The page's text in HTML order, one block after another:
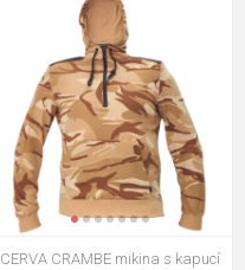
CERVA CRAMBE mikina s kapucí